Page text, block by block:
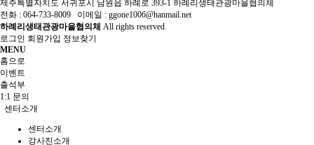
제주특별자치도 서귀포시 남원읍 하례로 393-1 하례리생태관광마을협의체
전화 : 064-733-8009 이메일 : ggone1006@hanmail.net
하례리생태관광마을협의체 All rights reserved.
로그인 회원가입 정보찾기
MENU
홈으로
이벤트
출석부
1:1 문의
센터소개
센터소개
강사진소개